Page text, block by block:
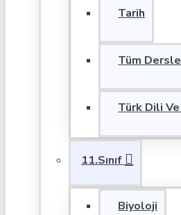
Tarih
Tüm
Türk Dili
11.Sınıf
Biyoloji